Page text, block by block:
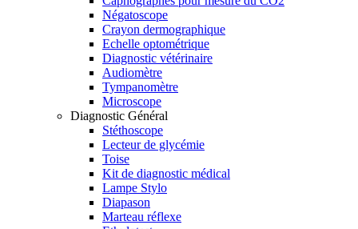
Négatoscope
Crayon dermographique
Echelle optométrique
Diagnostic vétérinaire
Audiomètre
Tympanomètre
Microscope
Diagnostic Général
Stéthoscope
Lecteur de glycémie
Toise
Kit de diagnostic médical
Lampe Stylo
Diapason
Marteau réflexe